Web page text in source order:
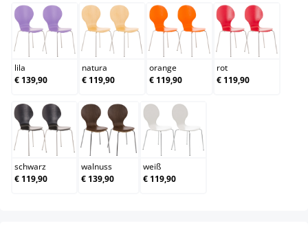
lila
lila
€ 139,90
natura
natura
€ 119,90
orange
orange
€ 119,90
rot
rot
€ 119,90
schwarz
schwarz
€ 119,90
walnuss
walnuss
€ 139,90
weiß
weiß
€ 119,90